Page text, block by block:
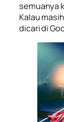
semuanya
Kalau
dicari di